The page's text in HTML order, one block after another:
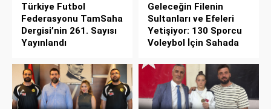
Türkiye Futbol
Federasyonu TamSaha
Dergisi’nin 261. Sayısı
Yayınlandı
Geleceğin Filenin
Sultanları ve Efeleri
Yetişiyor: 130 Sporcu
Voleybol İçin Sahada